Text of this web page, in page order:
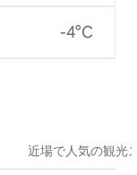
-4°C
近場で人気の観光